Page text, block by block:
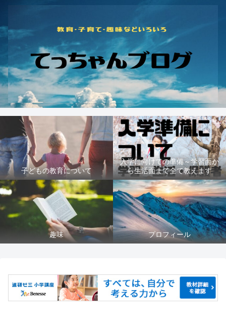
子どもの教育について
入学に向けての準備～学習面か
ら生活面まで全て教えます
趣味 プロフィール